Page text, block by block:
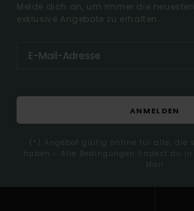
Melde dich an, um immer die
exklusive Angebote zu erhalten.
ANMELDEN
(*) Angebot gültig online für alle, die
haben - Alle Bedingungen findest du in
Mail